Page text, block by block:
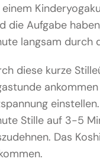
einem
die Aufgabe
langsam durch
diese kurze
Stille auf 3-5
Das